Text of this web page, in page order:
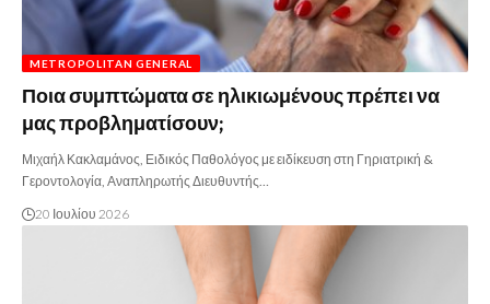
METROPOLITAN GENERAL
Ποια συμπτώματα σε ηλικιωμένους πρέπει να
μας προβληματίσουν;
Μιχαήλ Κακλαμάνος, Ειδικός Παθολόγος με ειδίκευση στη Γηριατρική &
Γεροντολογία, Αναπληρωτής Διευθυντής…
20 Ιουλίου 2026